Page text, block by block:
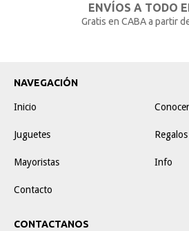
ENVÍOS A TODO
Gratis en CABA a partir
NAVEGACIÓN
Inicio
Juguetes
Mayoristas Info
Contacto
CONTACTANOS